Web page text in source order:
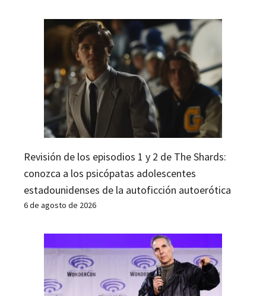
Revisión de los episodios 1 y 2 de The Shards:
conozca a los psicópatas adolescentes
estadounidenses de la autoficción autoerótica
6 de agosto de 2026